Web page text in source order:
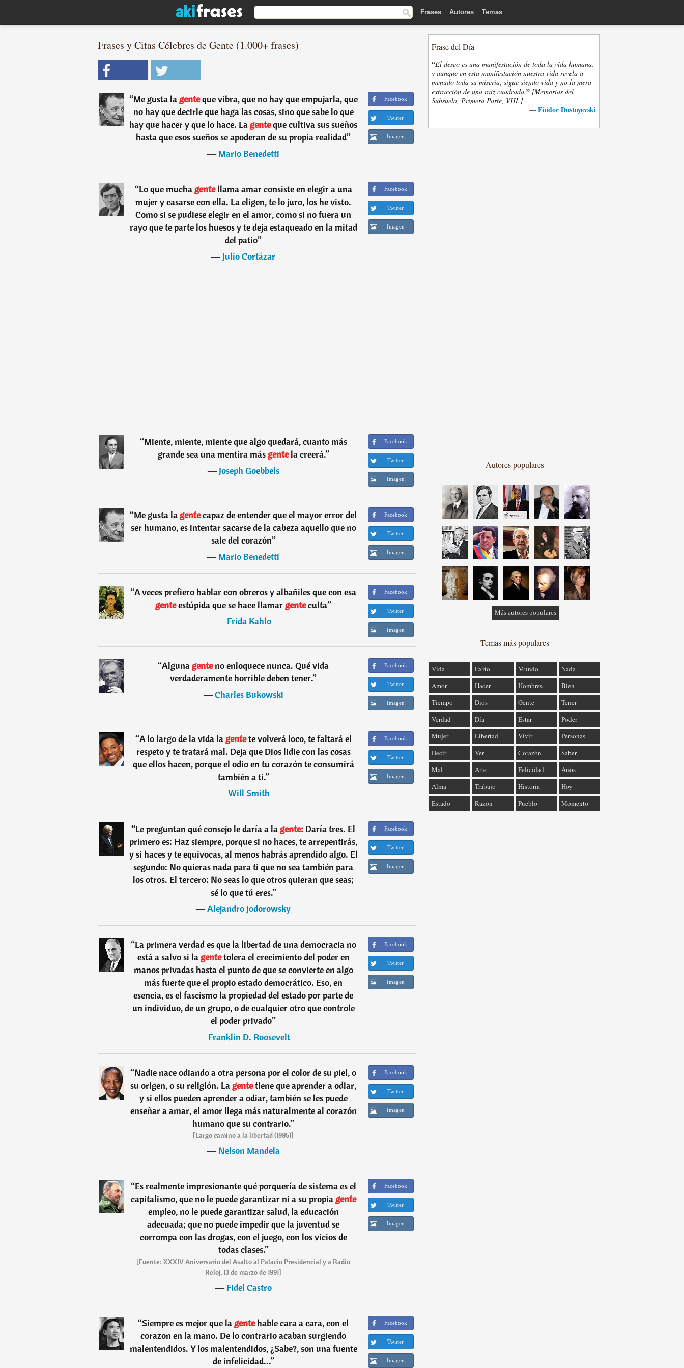
Frases Autores Temas
Frases y Citas Célebres de Gente (1.000+ frases)
“Me gusta lagenteque vibra, que no hay que empujarla, que
no hay que decirle que haga las cosas, sino que sabe lo que
hay que hacer y que lo hace. Lagenteque cultiva sus sueños
hasta que esos sueños se apoderan de su propia realidad”
―Mario Benedetti
Facebook
Twitter
Imagen
“Lo que muchagentellama amar consiste en elegir a una
mujer y casarse con ella. La eligen, te lo juro, los he visto.
Como si se pudiese elegir en el amor, como si no fuera un
rayo que te parte los huesos y te deja estaqueado en la mitad
del patio”
―Julio Cortázar
Facebook
Twitter
Imagen
“Miente, miente, miente que algo quedará, cuanto más
grande sea una mentira másgentela creerá.”
―Joseph Goebbels
Facebook
Twitter
Imagen
“Me gusta lagentecapaz de entender que el mayor error del
ser humano, es intentar sacarse de la cabeza aquello que no
sale del corazón”
―Mario Benedetti
Facebook
Twitter
Imagen
“A veces prefiero hablar con obreros y albañiles que con esa
genteestúpida que se hace llamargenteculta”
―Frida Kahlo
Facebook
Twitter
Imagen
“Algunagenteno enloquece nunca. Qué vida
verdaderamente horrible deben tener.”
―Charles Bukowski
Facebook
Twitter
Imagen
“A lo largo de la vida lagentete volverá loco, te faltará el
respeto y te tratará mal. Deja que Dios lidie con las cosas
que ellos hacen, porque el odio en tu corazón te consumirá
también a ti.”
―Will Smith
Facebook
Twitter
Imagen
“Le preguntan qué consejo le daría a lagente: Daría tres. El
primero es: Haz siempre, porque si no haces, te arrepentirás,
y si haces y te equivocas, al menos habrás aprendido algo. El
segundo: No quieras nada para ti que no sea también para
los otros. El tercero: No seas lo que otros quieran que seas;
sé lo que tú eres.”
―Alejandro Jodorowsky
Facebook
Twitter
Imagen
“La primera verdad es que la libertad de una democracia no
está a salvo si lagentetolera el crecimiento del poder en
manos privadas hasta el punto de que se convierte en algo
más fuerte que el propio estado democrático. Eso, en
esencia, es el fascismo la propiedad del estado por parte de
un individuo, de un grupo, o de cualquier otro que controle
el poder privado”
―Franklin D. Roosevelt
Facebook
Twitter
Imagen
“Nadie nace odiando a otra persona por el color de su piel, o
su origen, o su religión. Lagentetiene que aprender a odiar,
y si ellos pueden aprender a odiar, también se les puede
enseñar a amar, el amor llega más naturalmente al corazón
humano que su contrario.”
[Largo camino a la libertad (1995)]
―Nelson Mandela
Facebook
Twitter
Imagen
“Es realmente impresionante qué porquería de sistema es el
capitalismo, que no le puede garantizar ni a su propiagente
empleo, no le puede garantizar salud, la educación
adecuada; que no puede impedir que la juventud se
corrompa con las drogas, con el juego, con los vicios de
todas clases.”
[Fuente: XXXIV Aniversario del Asalto al Palacio Presidencial y a Radio
Reloj, 13 de marzo de 1991]
―Fidel Castro
Facebook
Twitter
Imagen
“Siempre es mejor que lagentehable cara a cara, con el
corazon en la mano. De lo contrario acaban surgiendo
malentendidos. Y los malentendidos, ¿Sabe?, son una fuente
de infelicidad...”
Facebook
Twitter
Imagen
Frase del Día
“El deseo es una manifestación de toda la vida humana,
y aunque en esta manifestación nuestra vida revela a
menudo toda su miseria, sigue siendo vida y no la mera
extracción de una raiz cuadrada.” [Memorias del
Subsuelo, Primera Parte, VIII.]
— Fiódor Dostoyevski
Autores populares
Más autores populares
Temas más populares
Vida Éxito Mundo
Nada
Amor
Hacer Hombres
Bien
Tiempo
Dios Gente
Tener
Verdad
Día Estar
Poder
Mujer
Libertad Vivir
Personas
Decir
Ver Corazón
Saber
Mal
Arte Felicidad
Años
Alma
Trabajo Historia
Hoy
Estado
Razón Pueblo Momento